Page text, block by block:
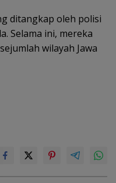
ditangkap oleh polisi
Selama ini, mereka
wilayah Jawa